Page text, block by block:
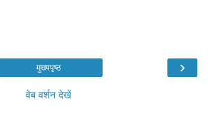
›
मुख्यपृष्ठ
वेब वर्शन देखें